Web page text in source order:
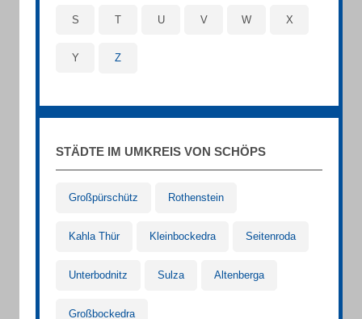
S T U V W X
Y Z
STÄDTE IM UMKREIS VON SCHÖPS
Großpürschütz Rothenstein
Kahla Thür Kleinbockedra Seitenroda
Unterbodnitz Sulza Altenberga
Großbockedra